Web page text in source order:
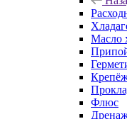
Масло
Флюс